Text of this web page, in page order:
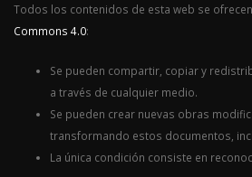
Todos los contenidos de esta web se
Commons 4.0:
Se pueden compartir, copiar y
a través de cualquier medio.
Se pueden crear nuevas obras
transformando estos documentos,
La única condición consiste en